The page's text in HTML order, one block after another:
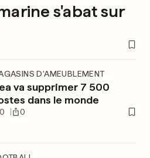
s'abat sur
D'AMEUBLEMENT
va supprimer 7 500
dans le monde
0